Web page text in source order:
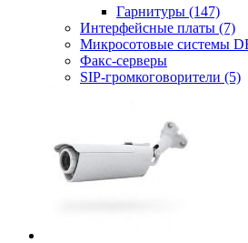
Гарнитуры (147)
Интерфейсные платы (7)
Микросотовые системы
Факс-серверы
SIP-громкоговорители (5)